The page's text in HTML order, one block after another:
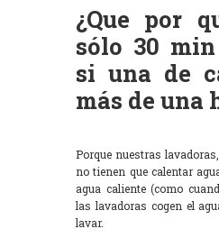
¿Que por
sólo 30
si una de
más de una
Porque nuestras
no tienen que calentar
agua caliente (como
las lavadoras cogen el
lavar.